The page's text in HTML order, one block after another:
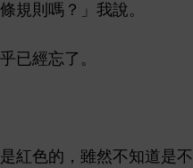
條規則嗎？」 。
已經忘 。
，雖然